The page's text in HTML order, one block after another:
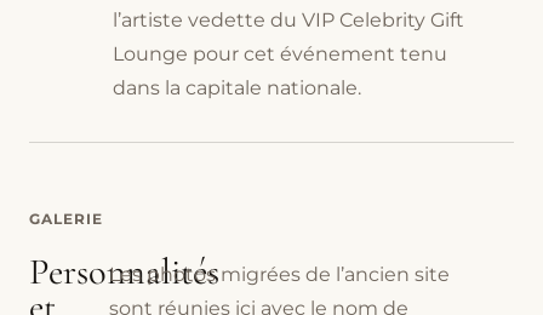
l’artiste vedette du VIP Celebrity Gift
Lounge pour cet événement tenu
dans la capitale nationale.
GALERIE
Personnalités
Les photos migrées de l’ancien site
sont réunies ici avec le nom de